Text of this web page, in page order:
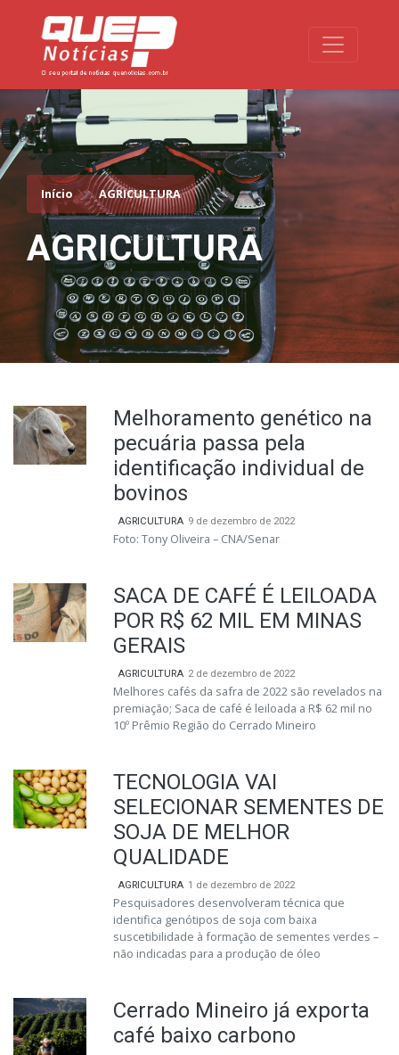
Toggle
Início AGRICULTURA
AGRICULTURA
Melhoramento genético na
pecuária passa pela
identificação individual de
bovinos
AGRICULTURA 9 de dezembro de 2022
Foto: Tony Oliveira – CNA/Senar
SACA DE CAFÉ É LEILOADA
POR R$ 62 MIL EM MINAS
GERAIS
AGRICULTURA 2 de dezembro de 2022
Melhores cafés da safra de 2022 são revelados na
premiação; Saca de café é leiloada a R$ 62 mil no
10º Prêmio Região do Cerrado Mineiro
TECNOLOGIA VAI
SELECIONAR SEMENTES DE
SOJA DE MELHOR
QUALIDADE
AGRICULTURA 1 de dezembro de 2022
Pesquisadores desenvolveram técnica que
identifica genótipos de soja com baixa
suscetibilidade à formação de sementes verdes –
não indicadas para a produção de óleo
Cerrado Mineiro já exporta
café baixo carbono